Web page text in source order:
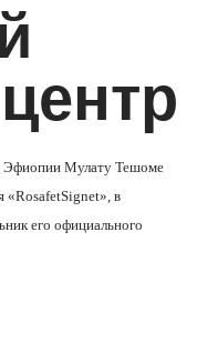
Эфиопии Мулату Тешоме
«RosafetSignet», в
его официального